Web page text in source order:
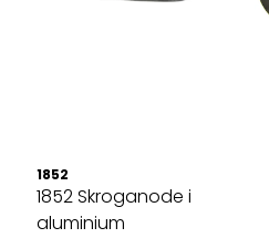
1852
1852 Skroganode i
aluminium